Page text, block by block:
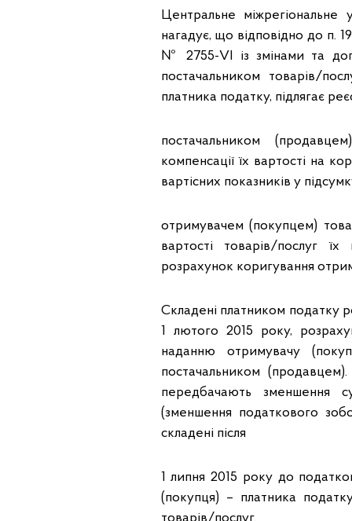
Центральне
нагадує, що відповідно до п.
№ 2755-VI із змінами та
постачальником товарів/
платника податку, підлягає
постачальником
компенсації їх вартості на
вартісних показників у
отримувачем (покупцем)
вартості товарів/послуг
розрахунок коригування
Складені платником податку
1 лютого 2015 року,
наданню отримувачу
постачальником
передбачають зменшення
(зменшення податкового
складені після
1 липня 2015 року до
(покупця) – платника